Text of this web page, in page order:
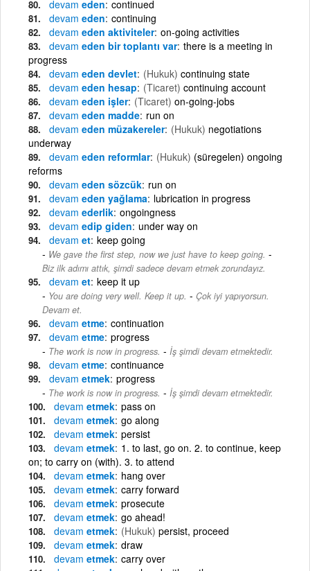
devam eden continued
devam eden continuing
devam eden aktiviteler on-going activities
devam eden bir toplantı var there is a meeting in
progress
devam eden devlet (Hukuk) continuing state
devam eden hesap (Ticaret) continuing account
devam eden işler (Ticaret) on-going-jobs
devam eden madde run on
devam eden müzakereler (Hukuk) negotiations
underway
devam eden reformlar (Hukuk) (süregelen) ongoing
reforms
devam eden sözcük run on
devam eden yağlama lubrication in progress
devam ederlik ongoingness
devam edip giden under way on
devam et keep going
We gave the first step, now we just have to keep going. -
Biz ilk adımı attık, şimdi sadece devam etmek zorundayız.
devam et keep it up
You are doing very well. Keep it up. - Çok iyi yapıyorsun.
Devam et.
devam etme continuation
devam etme progress
The work is now in progress. - İş şimdi devam etmektedir.
devam etme continuance
devam etmek progress
The work is now in progress. - İş şimdi devam etmektedir.
devam etmek pass on
devam etmek go along
devam etmek persist
devam etmek 1. to last, go on. 2. to continue, keep
on; to carry on (with). 3. to attend
devam etmek hang over
devam etmek carry forward
devam etmek prosecute
devam etmek go ahead!
devam etmek (Hukuk) persist, proceed
devam etmek draw
devam etmek carry over